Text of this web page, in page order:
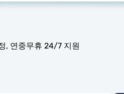
, 연중무휴 24/7 지원